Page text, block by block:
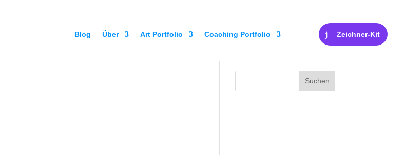
Blog Über Art Portfolio Coaching Portfolio Zeichner-Kit